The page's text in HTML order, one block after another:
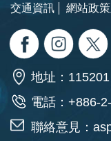
交通資訊 網站政
地址：
電話：+886-
聯絡意見：